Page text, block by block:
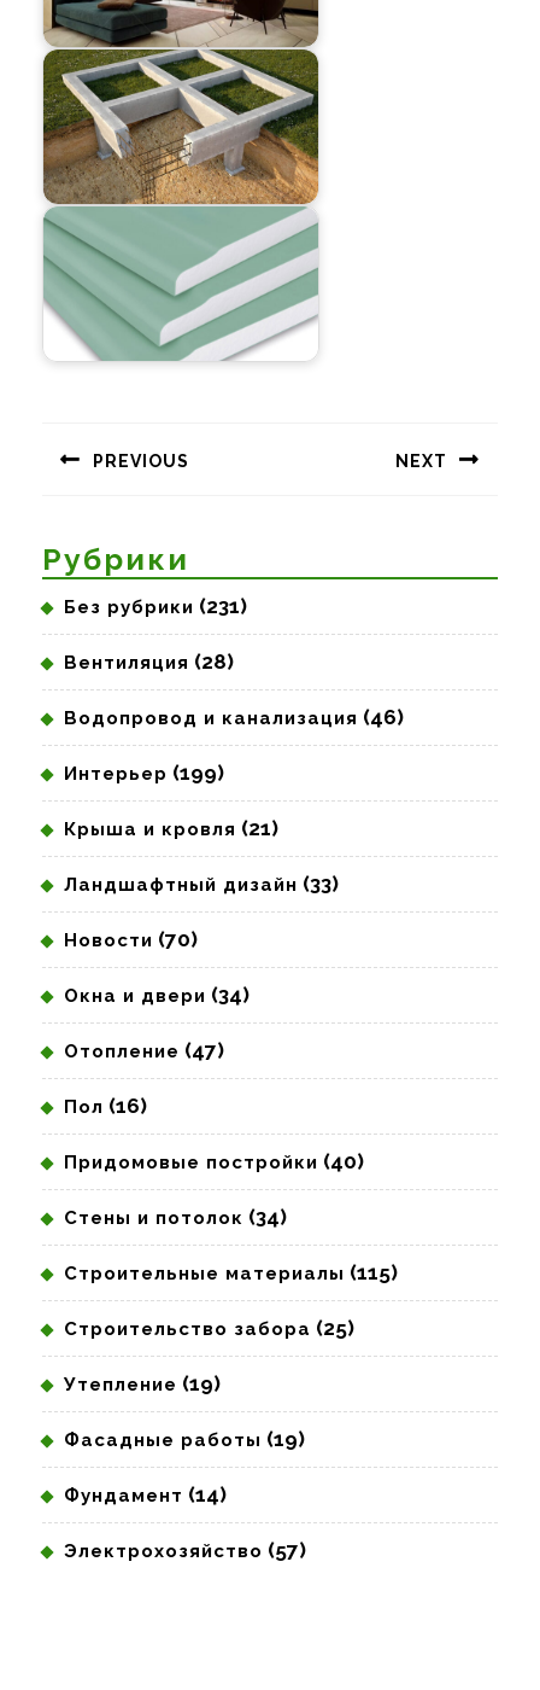
записям
PREVIOUS NEXT
Рубрики
Без рубрики (231)
Вентиляция (28)
Водопровод и канализация (46)
Интерьер (199)
Крыша и кровля (21)
Ландшафтный дизайн (33)
Новости (70)
Окна и двери (34)
Отопление (47)
Пол (16)
Придомовые постройки (40)
Стены и потолок (34)
Строительные материалы (115)
Строительство забора (25)
Утепление (19)
Фасадные работы (19)
Фундамент (14)
Электрохозяйство (57)